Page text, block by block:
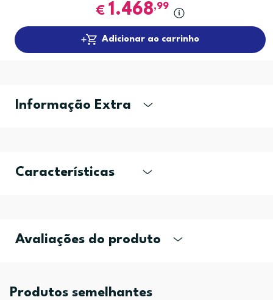
€ 1.468,99
Adicionar ao carrinho
Informação Extra
Características
Avaliações do produto
Produtos semelhantes